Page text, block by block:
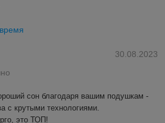
30.08.2023
сон благодаря вашим подушкам -
с крутыми технологиями.
это ТОП!